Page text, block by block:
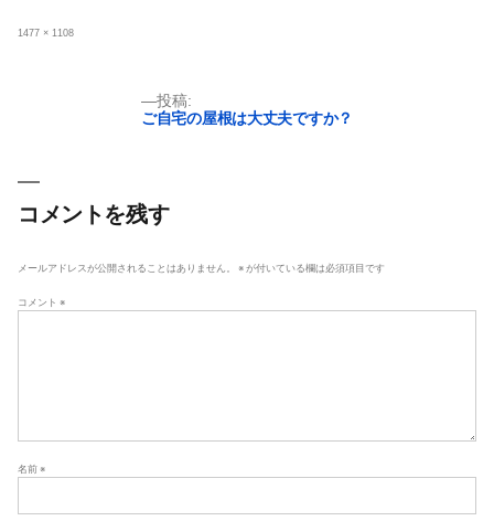
フ
1477 × 1108
ビ
シ
ン
投稿:
ご自宅の屋根は大丈夫ですか？
コメントを残す
メールアドレスが公開されることはありません。 ※ が付いている欄は必須項目です
コメント ※
名前 ※